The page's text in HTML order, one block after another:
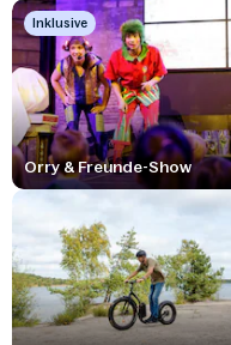
Inklusive
Orry & Freunde-Show